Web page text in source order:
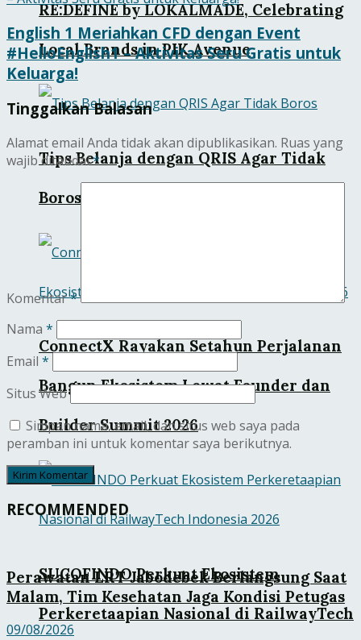
RE:DEFINE by LOKALMADE, Celebrating
Local Brands in PIK Avenue
Tips Belanja dengan QRIS Agar Tidak
Boros
ConnectX Rayakan Setahun Perjalanan
Bangun Ekosistem Lewat Founder dan
Builder Summit 2026
SUCOFINDO Perkuat Ekosistem
Perkeretaapian Nasional di RailwayTech
English 1 Meriahkan CFD dengan Event
#HelloEnglish1 – Aktivitas Seru Gratis untuk
Keluarga!
Tinggalkan Balasan
Alamat email Anda tidak akan dipublikasikan. Ruas yang
wajib ditandai*
Komentar*
Nama *
Email *
Situs Web
Simpan nama, email, dan situs web saya pada
peramban ini untuk komentar saya berikutnya.
RECOMMENDED
Perawatan LRT Jabodebek Berlangsung Saat
Malam, Tim Kesehatan Jaga Kondisi Petugas
09/08/2026